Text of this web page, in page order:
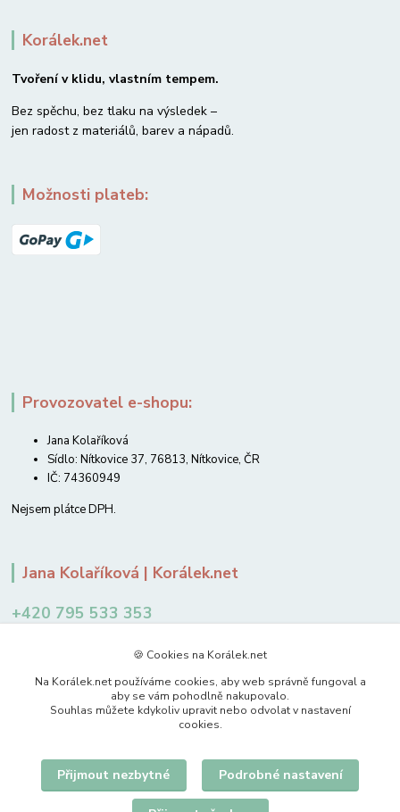
Korálek.net
Tvoření v klidu, vlastním tempem.
Bez spěchu, bez tlaku na výsledek –
jen radost z materiálů, barev a nápadů.
Možnosti plateb:
Provozovatel e-shopu:
Jana Kolaříková
Sídlo: Nítkovice 37, 76813, Nítkovice, ČR
IČ: 74360949
Nejsem plátce DPH.
Jana Kolaříková | Korálek.net
+420 795 533 353
Upravit sběr cookies.
🍪 Cookies na Korálek.net
Na Korálek.net používáme cookies, aby web správně fungoval a
aby se vám pohodlně nakupovalo.
Souhlas můžete kdykoliv upravit nebo odvolat v nastavení
cookies.
Přijmout nezbytné Podrobné nastavení